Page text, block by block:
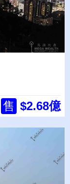
售 $2.68億